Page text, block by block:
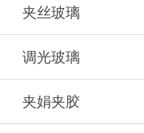
夹丝玻璃
调光玻璃
夹娟夹胶